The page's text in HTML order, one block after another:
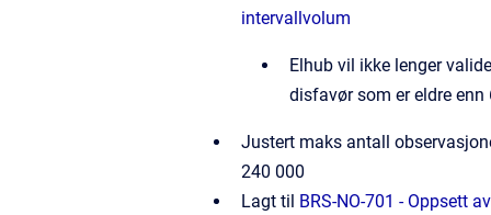
intervallvolum
Elhub vil ikke lenger
disfavør som er eldre
Justert maks antall
240 000
Lagt til BRS-NO-701 - Oppsett